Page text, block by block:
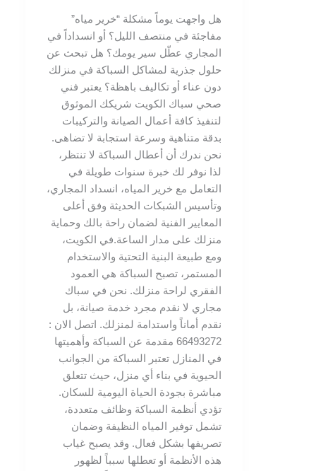
هل واجهت يوماً مشكلة “خرير مياه”
مفاجئة في منتصف الليل؟ أو انسداداً في
المجاري عطّل سير يومك؟ هل تبحث عن
حلول جذرية لمشاكل السباكة في منزلك
دون عناء أو تكاليف باهظة؟ يعتبر فني
صحي سباك الكويت شريكك الموثوق
لتنفيذ كافة أعمال الصيانة والتركيبات
بدقة متناهية وسرعة استجابة لا تضاهى.
نحن ندرك أن أعطال السباكة لا تنتظر،
لذا نوفر لك خبرة سنوات طويلة في
التعامل مع خرير المياه، انسداد المجاري،
وتأسيس الشبكات الحديثة وفق أعلى
المعايير الفنية لضمان راحة بالك وحماية
منزلك على مدار الساعة.في الكويت،
ومع طبيعة البنية التحتية والاستخدام
المستمر، تصبح السباكة هي العمود
الفقري لراحة منزلك. نحن في سباك
مجاري لا نقدم مجرد خدمة صيانة، بل
نقدم أماناً واستدامة لمنزلك. اتصل الان :
66493272 مقدمة عن السباكة وأهميتها
في المنازل تعتبر السباكة من الجوانب
الحيوية في بناء أي منزل، حيث تتعلق
مباشرة بجودة الحياة اليومية للسكان.
تؤدي أنظمة السباكة وظائف متعددة،
تشمل توفير المياه النظيفة وضمان
تصريفها بشكل فعال. وقد يصبح غياب
هذه الأنظمة أو تعطلها سبباً لظهور